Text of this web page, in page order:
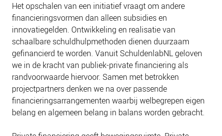
HET TEAM
ONZE PARTNERS
VACATURES
IN DE MEDIA
OVER NCFG
NIEUWS
BLOGS
Het opschalen van een initiatief vraagt om andere
financieringsvormen dan alleen subsidies en
innovatiegelden. Ontwikkeling en realisatie van
schaalbare schuldhulpmethoden dienen duurzaam
gefinancierd te worden. Vanuit SchuldenlabNL geloven
we in de kracht van publiek-private financiering als
randvoorwaarde hiervoor. Samen met betrokken
projectpartners denken we na over passende
financieringsarrangementen waarbij welbegrepen eigen
belang en algemeen belang in balans worden gebracht.